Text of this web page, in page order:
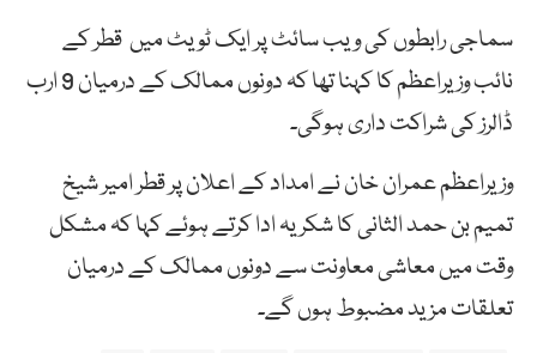
سماجی رابطوں کی ویب سائٹ پر ایک ٹویٹ میں قطر کے
نائب وزیراعظم کا کہنا تھا کہ دونوں ممالک کے درمیان 9 ارب
ڈالرز کی شراکت داری ہوگی۔
وزیراعظم عمران خان نے امداد کے اعلان پر قطر امیر شیخ
تمیم بن حمد الثانی کا شکریہ ادا کرتے ہوئے کہا کہ مشکل
وقت میں معاشی معاونت سے دونوں ممالک کے درمیان
تعلقات مزید مضبوط ہوں گے۔